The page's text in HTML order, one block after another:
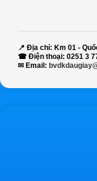
📍 Địa chỉ: Km 01 -
☎ Điện thoại: 0251 3
✉ Email: